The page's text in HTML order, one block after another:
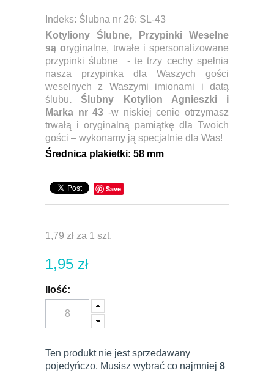
Indeks: Ślubna nr 26: SL-43
Kotyliony Ślubne,
Przypinki Weselne
są oryginalne, trwałe i spersonalizowane
przypinki ślubne - te trzy cechy spełnia
nasza przypinka dla Waszych gości
weselnych z Waszymi imionami i datą
ślubu. Ślubny Kotylion Agnieszki i
Marka nr 43 -w niskiej cenie otrzymasz
trwałą i oryginalną pamiątkę dla Twoich
gości – wykonamy ją specjalnie dla Was!
Średnica plakietki: 58 mm
Save
1,79 zł za 1 szt.
1,95 zł
Ilość:
Ten produkt nie jest sprzedawany
pojedyńczo. Musisz wybrać co najmniej 8